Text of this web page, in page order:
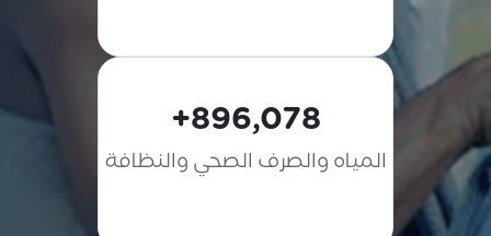
896,078+
المياه والصرف الصحي والنظافة